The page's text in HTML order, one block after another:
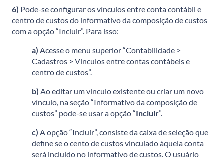
6) Pode-se configurar os vínculos entre conta contábil e
centro de custos do informativo da composição de custos
com a opção “Incluir”. Para isso:
a) Acesse o menu superior “Contabilidade >
Cadastros > Vínculos entre contas contábeis e
centro de custos”.
b) Ao editar um vínculo existente ou criar um novo
vínculo, na seção “Informativo da composição de
custos” pode-se usar a opção “Incluir”.
c) A opção “Incluir”, consiste da caixa de seleção que
define se o cento de custos vinculado àquela conta
será incluído no informativo de custos. O usuário